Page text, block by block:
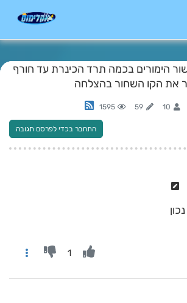
הימורים בכמה תרד הכינרת עד חורף
את הקו השחור בהצלחה
10
59
1595
התחבר בכדי לפרסם תגובה
1